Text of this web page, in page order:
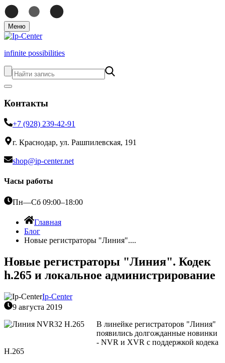
Меню
infinite possibilities
Контакты
+7 (928) 239-42-91
г. Краснодар, ул. Рашпилевская, 191
shop@ip-center.net
Часы работы
Пн—Сб 09:00–18:00
Главная
Блог
Новые регистраторы "Линия"....
Новые регистраторы "Линия". Кодек
h.265 и локальное администрирование
Ip-Center
9 августа 2019
В линейке регистраторов "Линия"
появились долгожданные новинки
- NVR и XVR с поддержкой кодека
H.265